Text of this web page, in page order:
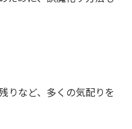
りなど、多くの気配りを